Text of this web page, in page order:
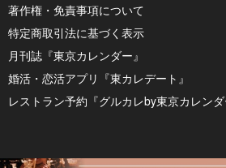
著作権・免責事項について
特定商取引法に基づく表示
月刊誌『東京カレンダー』
婚活・恋活アプリ『東カレデート』
レストラン予約『グルカレby東京カレンダ